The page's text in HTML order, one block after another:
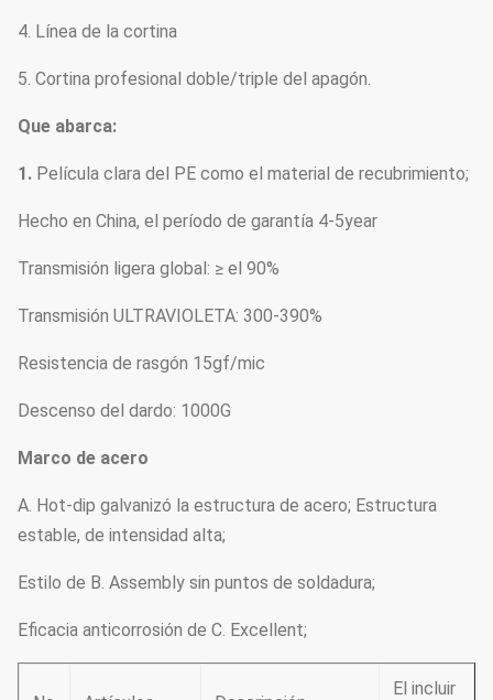
4. Línea de la cortina
5. Cortina profesional doble/triple del apagón.
Que abarca:
1. Película clara del PE como el material de recubrimiento;
Hecho en China, el período de garantía 4-5year
Transmisión ligera global: ≥ el 90%
Transmisión ULTRAVIOLETA: 300-390%
Resistencia de rasgón 15gf/mic
Descenso del dardo: 1000G
Marco de acero
A. Hot-dip galvanizó la estructura de acero; Estructura
estable, de intensidad alta;
Estilo de B. Assembly sin puntos de soldadura;
Eficacia anticorrosión de C. Excellent;
El incluir